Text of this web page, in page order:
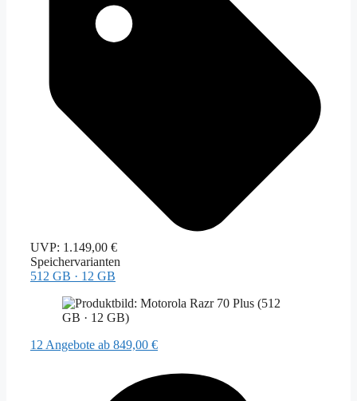
UVP: 1.149,00 €
Speichervarianten
512 GB · 12 GB
12 Angebote ab 849,00 €